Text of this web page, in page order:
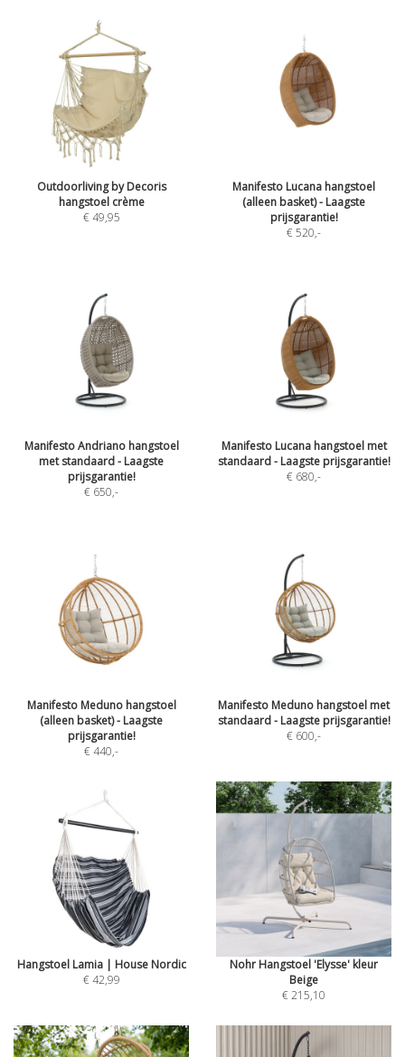
Outdoorliving by Decoris
hangstoel crème
€ 49,95
Manifesto Lucana hangstoel
(alleen basket) - Laagste
prijsgarantie!
€ 520,-
Manifesto Andriano hangstoel
met standaard - Laagste
prijsgarantie!
€ 650,-
Manifesto Lucana hangstoel met
standaard - Laagste prijsgarantie!
€ 680,-
Manifesto Meduno hangstoel
(alleen basket) - Laagste
prijsgarantie!
€ 440,-
Manifesto Meduno hangstoel met
standaard - Laagste prijsgarantie!
€ 600,-
Hangstoel Lamia | House Nordic
€ 42,99
Nohr Hangstoel 'Elysse' kleur
Beige
€ 215,10